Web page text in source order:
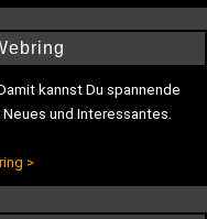
kannst Du spannende
und Interessantes.
>